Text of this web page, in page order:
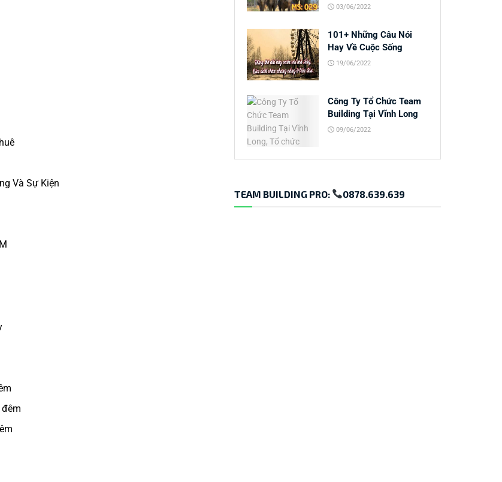
Và Sự Kiện
03/06/2022
101+ Những Câu Nói
Hay Về Cuộc Sống
19/06/2022
Công Ty Tổ Chức Team
Building Tại Vĩnh Long
09/06/2022
TEAM BUILDING PRO: 0878.639.639